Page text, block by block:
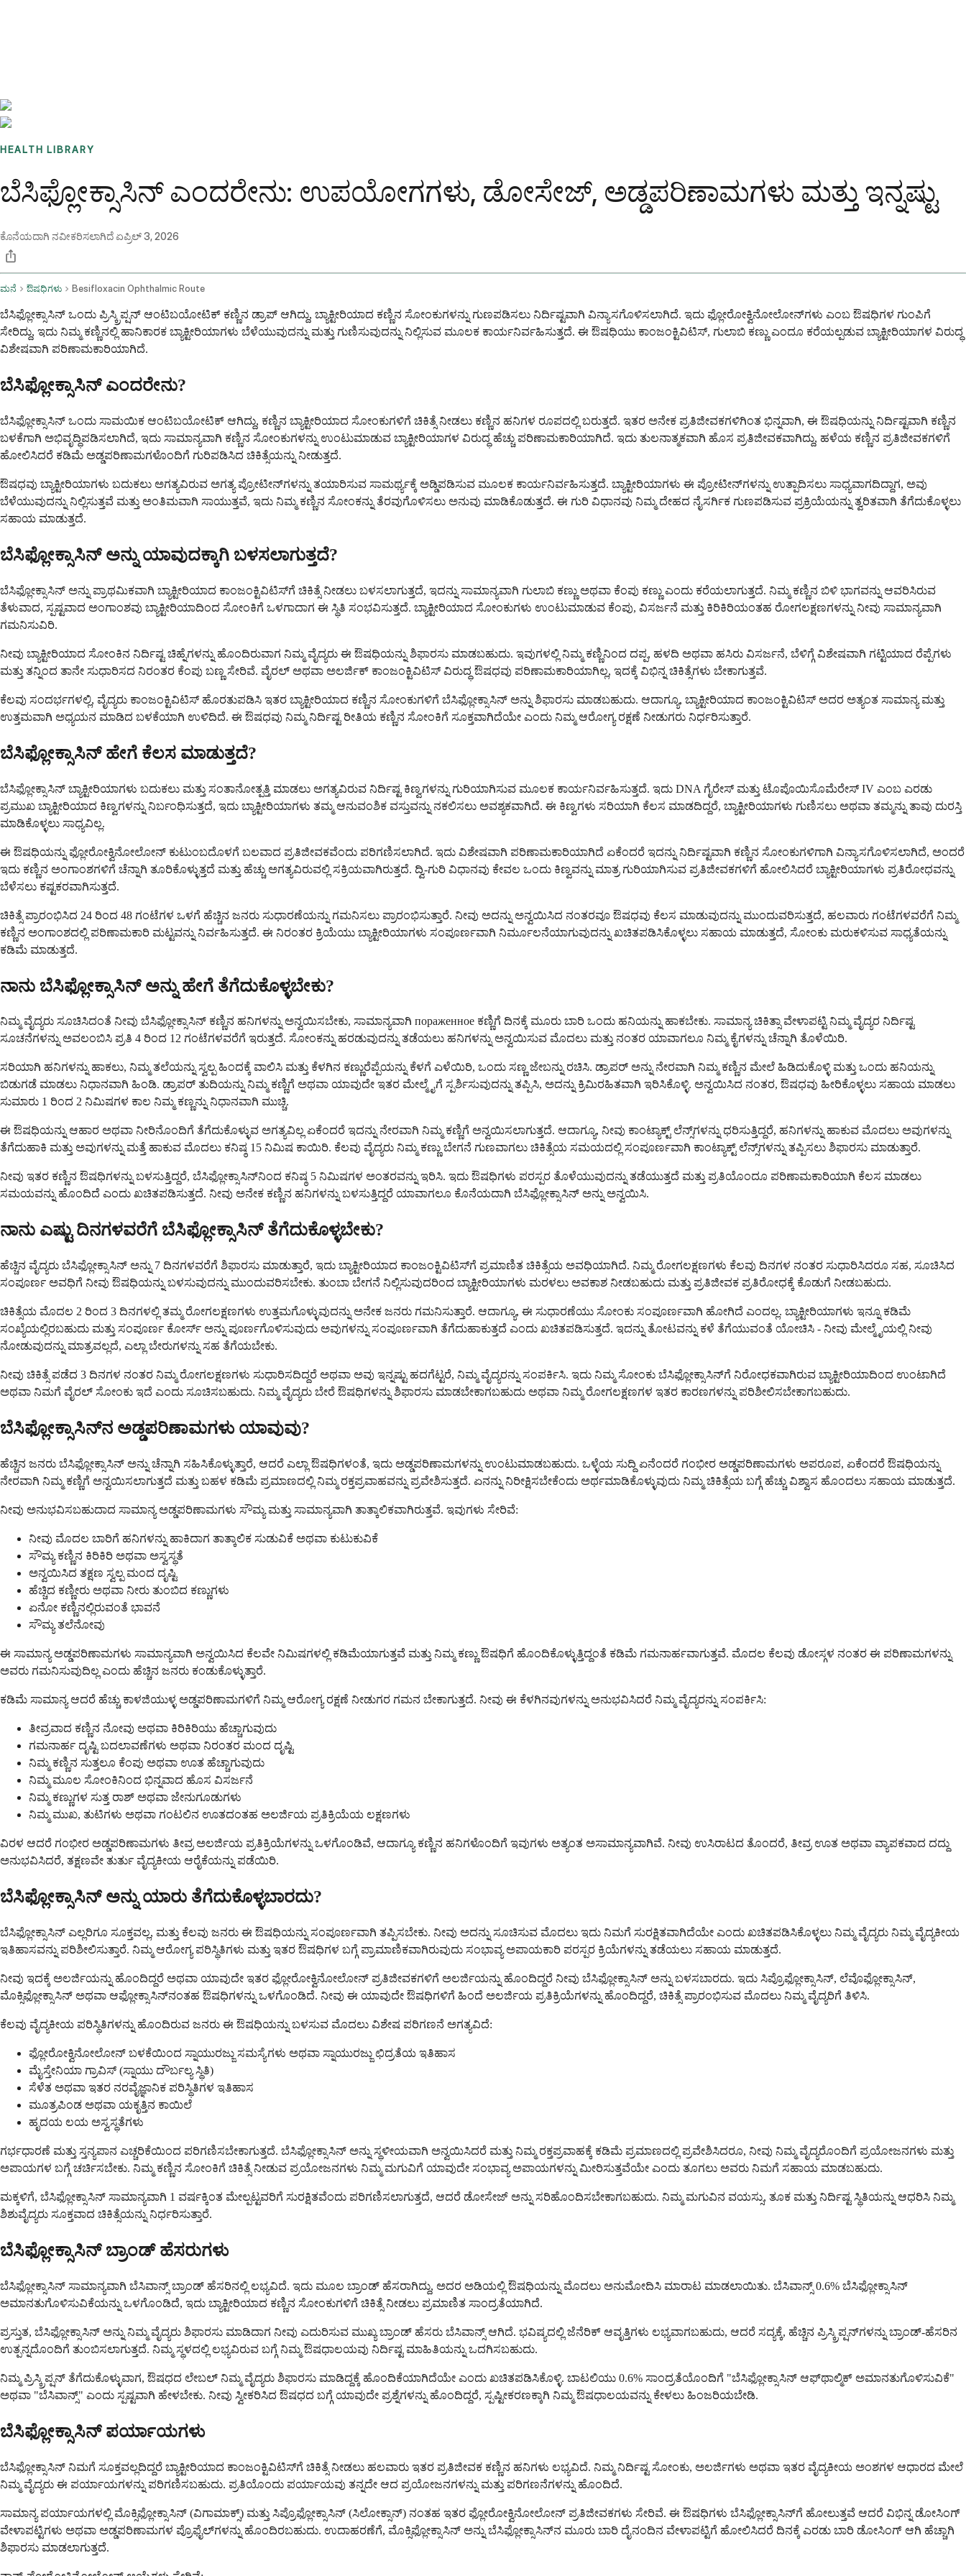
HEALTH LIBRARY
ಬೆಸಿಫ್ಲೋಕ್ಸಾಸಿನ್ ಎಂದರೇನು: ಉಪಯೋಗಗಳು, ಡೋಸೇಜ್, ಅಡ್ಡಪರಿಣಾಮಗಳು ಮತ್ತು ಇನ್ನಷ್ಟು
ಕೊನೆಯದಾಗಿ ನವೀಕರಿಸಲಾಗಿದೆಏಪ್ರಿಲ್ 3, 2026
ಮನೆ ಔಷಧಿಗಳು Besifloxacin Ophthalmic Route
ಬೆಸಿಫ್ಲೋಕ್ಸಾಸಿನ್ ಒಂದು ಪ್ರಿಸ್ಕ್ರಿಪ್ಷನ್ ಆಂಟಿಬಯೋಟಿಕ್ ಕಣ್ಣಿನ ಡ್ರಾಪ್ ಆಗಿದ್ದು, ಬ್ಯಾಕ್ಟೀರಿಯಾದ ಕಣ್ಣಿನ ಸೋಂಕುಗಳನ್ನು ಗುಣಪಡಿಸಲು ನಿರ್ದಿಷ್ಟವಾಗಿ ವಿನ್ಯಾಸಗೊಳಿಸಲಾಗಿದೆ. ಇದು ಫ್ಲೋರೋಕ್ವಿನೋಲೋನ್‌ಗಳು ಎಂಬ ಔಷಧಿಗಳ ಗುಂಪಿಗೆ
ಸೇರಿದ್ದು, ಇದು ನಿಮ್ಮ ಕಣ್ಣಿನಲ್ಲಿ ಹಾನಿಕಾರಕ ಬ್ಯಾಕ್ಟೀರಿಯಾಗಳು ಬೆಳೆಯುವುದನ್ನು ಮತ್ತು ಗುಣಿಸುವುದನ್ನು ನಿಲ್ಲಿಸುವ ಮೂಲಕ ಕಾರ್ಯನಿರ್ವಹಿಸುತ್ತದೆ. ಈ ಔಷಧಿಯು ಕಾಂಜಂಕ್ಟಿವಿಟಿಸ್, ಗುಲಾಬಿ ಕಣ್ಣು ಎಂದೂ ಕರೆಯಲ್ಪಡುವ ಬ್ಯಾಕ್ಟೀರಿಯಾಗಳ ವಿರುದ್ಧ
ವಿಶೇಷವಾಗಿ ಪರಿಣಾಮಕಾರಿಯಾಗಿದೆ.
ಬೆಸಿಫ್ಲೋಕ್ಸಾಸಿನ್ ಎಂದರೇನು?
ಬೆಸಿಫ್ಲೋಕ್ಸಾಸಿನ್ ಒಂದು ಸಾಮಯಿಕ ಆಂಟಿಬಯೋಟಿಕ್ ಆಗಿದ್ದು, ಕಣ್ಣಿನ ಬ್ಯಾಕ್ಟೀರಿಯಾದ ಸೋಂಕುಗಳಿಗೆ ಚಿಕಿತ್ಸೆ ನೀಡಲು ಕಣ್ಣಿನ ಹನಿಗಳ ರೂಪದಲ್ಲಿ ಬರುತ್ತದೆ. ಇತರ ಅನೇಕ ಪ್ರತಿಜೀವಕಗಳಿಗಿಂತ ಭಿನ್ನವಾಗಿ, ಈ ಔಷಧಿಯನ್ನು ನಿರ್ದಿಷ್ಟವಾಗಿ ಕಣ್ಣಿನ
ಬಳಕೆಗಾಗಿ ಅಭಿವೃದ್ಧಿಪಡಿಸಲಾಗಿದೆ, ಇದು ಸಾಮಾನ್ಯವಾಗಿ ಕಣ್ಣಿನ ಸೋಂಕುಗಳನ್ನು ಉಂಟುಮಾಡುವ ಬ್ಯಾಕ್ಟೀರಿಯಾಗಳ ವಿರುದ್ಧ ಹೆಚ್ಚು ಪರಿಣಾಮಕಾರಿಯಾಗಿದೆ. ಇದು ತುಲನಾತ್ಮಕವಾಗಿ ಹೊಸ ಪ್ರತಿಜೀವಕವಾಗಿದ್ದು, ಹಳೆಯ ಕಣ್ಣಿನ ಪ್ರತಿಜೀವಕಗಳಿಗೆ
ಹೋಲಿಸಿದರೆ ಕಡಿಮೆ ಅಡ್ಡಪರಿಣಾಮಗಳೊಂದಿಗೆ ಗುರಿಪಡಿಸಿದ ಚಿಕಿತ್ಸೆಯನ್ನು ನೀಡುತ್ತದೆ.
ಔಷಧವು ಬ್ಯಾಕ್ಟೀರಿಯಾಗಳು ಬದುಕಲು ಅಗತ್ಯವಿರುವ ಅಗತ್ಯ ಪ್ರೋಟೀನ್‌ಗಳನ್ನು ತಯಾರಿಸುವ ಸಾಮರ್ಥ್ಯಕ್ಕೆ ಅಡ್ಡಿಪಡಿಸುವ ಮೂಲಕ ಕಾರ್ಯನಿರ್ವಹಿಸುತ್ತದೆ. ಬ್ಯಾಕ್ಟೀರಿಯಾಗಳು ಈ ಪ್ರೋಟೀನ್‌ಗಳನ್ನು ಉತ್ಪಾದಿಸಲು ಸಾಧ್ಯವಾಗದಿದ್ದಾಗ, ಅವು
ಬೆಳೆಯುವುದನ್ನು ನಿಲ್ಲಿಸುತ್ತವೆ ಮತ್ತು ಅಂತಿಮವಾಗಿ ಸಾಯುತ್ತವೆ, ಇದು ನಿಮ್ಮ ಕಣ್ಣಿನ ಸೋಂಕನ್ನು ತೆರವುಗೊಳಿಸಲು ಅನುವು ಮಾಡಿಕೊಡುತ್ತದೆ. ಈ ಗುರಿ ವಿಧಾನವು ನಿಮ್ಮ ದೇಹದ ನೈಸರ್ಗಿಕ ಗುಣಪಡಿಸುವ ಪ್ರಕ್ರಿಯೆಯನ್ನು ತ್ವರಿತವಾಗಿ ತೆಗೆದುಕೊಳ್ಳಲು
ಸಹಾಯ ಮಾಡುತ್ತದೆ.
ಬೆಸಿಫ್ಲೋಕ್ಸಾಸಿನ್ ಅನ್ನು ಯಾವುದಕ್ಕಾಗಿ ಬಳಸಲಾಗುತ್ತದೆ?
ಬೆಸಿಫ್ಲೋಕ್ಸಾಸಿನ್ ಅನ್ನು ಪ್ರಾಥಮಿಕವಾಗಿ ಬ್ಯಾಕ್ಟೀರಿಯಾದ ಕಾಂಜಂಕ್ಟಿವಿಟಿಸ್‌ಗೆ ಚಿಕಿತ್ಸೆ ನೀಡಲು ಬಳಸಲಾಗುತ್ತದೆ, ಇದನ್ನು ಸಾಮಾನ್ಯವಾಗಿ ಗುಲಾಬಿ ಕಣ್ಣು ಅಥವಾ ಕೆಂಪು ಕಣ್ಣು ಎಂದು ಕರೆಯಲಾಗುತ್ತದೆ. ನಿಮ್ಮ ಕಣ್ಣಿನ ಬಿಳಿ ಭಾಗವನ್ನು ಆವರಿಸಿರುವ
ತೆಳುವಾದ, ಸ್ಪಷ್ಟವಾದ ಅಂಗಾಂಶವು ಬ್ಯಾಕ್ಟೀರಿಯಾದಿಂದ ಸೋಂಕಿಗೆ ಒಳಗಾದಾಗ ಈ ಸ್ಥಿತಿ ಸಂಭವಿಸುತ್ತದೆ. ಬ್ಯಾಕ್ಟೀರಿಯಾದ ಸೋಂಕುಗಳು ಉಂಟುಮಾಡುವ ಕೆಂಪು, ವಿಸರ್ಜನೆ ಮತ್ತು ಕಿರಿಕಿರಿಯಂತಹ ರೋಗಲಕ್ಷಣಗಳನ್ನು ನೀವು ಸಾಮಾನ್ಯವಾಗಿ
ಗಮನಿಸುವಿರಿ.
ನೀವು ಬ್ಯಾಕ್ಟೀರಿಯಾದ ಸೋಂಕಿನ ನಿರ್ದಿಷ್ಟ ಚಿಹ್ನೆಗಳನ್ನು ಹೊಂದಿರುವಾಗ ನಿಮ್ಮ ವೈದ್ಯರು ಈ ಔಷಧಿಯನ್ನು ಶಿಫಾರಸು ಮಾಡಬಹುದು. ಇವುಗಳಲ್ಲಿ ನಿಮ್ಮ ಕಣ್ಣಿನಿಂದ ದಪ್ಪ, ಹಳದಿ ಅಥವಾ ಹಸಿರು ವಿಸರ್ಜನೆ, ಬೆಳಿಗ್ಗೆ ವಿಶೇಷವಾಗಿ ಗಟ್ಟಿಯಾದ ರೆಪ್ಪೆಗಳು
ಮತ್ತು ತನ್ನಿಂದ ತಾನೇ ಸುಧಾರಿಸದ ನಿರಂತರ ಕೆಂಪು ಬಣ್ಣ ಸೇರಿವೆ. ವೈರಲ್ ಅಥವಾ ಅಲರ್ಜಿಕ್ ಕಾಂಜಂಕ್ಟಿವಿಟಿಸ್ ವಿರುದ್ಧ ಔಷಧವು ಪರಿಣಾಮಕಾರಿಯಾಗಿಲ್ಲ, ಇದಕ್ಕೆ ವಿಭಿನ್ನ ಚಿಕಿತ್ಸೆಗಳು ಬೇಕಾಗುತ್ತವೆ.
ಕೆಲವು ಸಂದರ್ಭಗಳಲ್ಲಿ, ವೈದ್ಯರು ಕಾಂಜಂಕ್ಟಿವಿಟಿಸ್ ಹೊರತುಪಡಿಸಿ ಇತರ ಬ್ಯಾಕ್ಟೀರಿಯಾದ ಕಣ್ಣಿನ ಸೋಂಕುಗಳಿಗೆ ಬೆಸಿಫ್ಲೋಕ್ಸಾಸಿನ್ ಅನ್ನು ಶಿಫಾರಸು ಮಾಡಬಹುದು. ಆದಾಗ್ಯೂ, ಬ್ಯಾಕ್ಟೀರಿಯಾದ ಕಾಂಜಂಕ್ಟಿವಿಟಿಸ್ ಅದರ ಅತ್ಯಂತ ಸಾಮಾನ್ಯ ಮತ್ತು
ಉತ್ತಮವಾಗಿ ಅಧ್ಯಯನ ಮಾಡಿದ ಬಳಕೆಯಾಗಿ ಉಳಿದಿದೆ. ಈ ಔಷಧವು ನಿಮ್ಮ ನಿರ್ದಿಷ್ಟ ರೀತಿಯ ಕಣ್ಣಿನ ಸೋಂಕಿಗೆ ಸೂಕ್ತವಾಗಿದೆಯೇ ಎಂದು ನಿಮ್ಮ ಆರೋಗ್ಯ ರಕ್ಷಣೆ ನೀಡುಗರು ನಿರ್ಧರಿಸುತ್ತಾರೆ.
ಬೆಸಿಫ್ಲೋಕ್ಸಾಸಿನ್ ಹೇಗೆ ಕೆಲಸ ಮಾಡುತ್ತದೆ?
ಬೆಸಿಫ್ಲೋಕ್ಸಾಸಿನ್ ಬ್ಯಾಕ್ಟೀರಿಯಾಗಳು ಬದುಕಲು ಮತ್ತು ಸಂತಾನೋತ್ಪತ್ತಿ ಮಾಡಲು ಅಗತ್ಯವಿರುವ ನಿರ್ದಿಷ್ಟ ಕಿಣ್ವಗಳನ್ನು ಗುರಿಯಾಗಿಸುವ ಮೂಲಕ ಕಾರ್ಯನಿರ್ವಹಿಸುತ್ತದೆ. ಇದು DNA ಗೈರೇಸ್ ಮತ್ತು ಟೊಪೊಯಿಸೊಮೆರೇಸ್ IV ಎಂಬ ಎರಡು
ಪ್ರಮುಖ ಬ್ಯಾಕ್ಟೀರಿಯಾದ ಕಿಣ್ವಗಳನ್ನು ನಿರ್ಬಂಧಿಸುತ್ತದೆ, ಇದು ಬ್ಯಾಕ್ಟೀರಿಯಾಗಳು ತಮ್ಮ ಆನುವಂಶಿಕ ವಸ್ತುವನ್ನು ನಕಲಿಸಲು ಅವಶ್ಯಕವಾಗಿದೆ. ಈ ಕಿಣ್ವಗಳು ಸರಿಯಾಗಿ ಕೆಲಸ ಮಾಡದಿದ್ದರೆ, ಬ್ಯಾಕ್ಟೀರಿಯಾಗಳು ಗುಣಿಸಲು ಅಥವಾ ತಮ್ಮನ್ನು ತಾವು ದುರಸ್ತಿ
ಮಾಡಿಕೊಳ್ಳಲು ಸಾಧ್ಯವಿಲ್ಲ.
ಈ ಔಷಧಿಯನ್ನು ಫ್ಲೋರೋಕ್ವಿನೋಲೋನ್ ಕುಟುಂಬದೊಳಗೆ ಬಲವಾದ ಪ್ರತಿಜೀವಕವೆಂದು ಪರಿಗಣಿಸಲಾಗಿದೆ. ಇದು ವಿಶೇಷವಾಗಿ ಪರಿಣಾಮಕಾರಿಯಾಗಿದೆ ಏಕೆಂದರೆ ಇದನ್ನು ನಿರ್ದಿಷ್ಟವಾಗಿ ಕಣ್ಣಿನ ಸೋಂಕುಗಳಿಗಾಗಿ ವಿನ್ಯಾಸಗೊಳಿಸಲಾಗಿದೆ, ಅಂದರೆ
ಇದು ಕಣ್ಣಿನ ಅಂಗಾಂಶಗಳಿಗೆ ಚೆನ್ನಾಗಿ ತೂರಿಕೊಳ್ಳುತ್ತದೆ ಮತ್ತು ಹೆಚ್ಚು ಅಗತ್ಯವಿರುವಲ್ಲಿ ಸಕ್ರಿಯವಾಗಿರುತ್ತದೆ. ದ್ವಿ-ಗುರಿ ವಿಧಾನವು ಕೇವಲ ಒಂದು ಕಿಣ್ವವನ್ನು ಮಾತ್ರ ಗುರಿಯಾಗಿಸುವ ಪ್ರತಿಜೀವಕಗಳಿಗೆ ಹೋಲಿಸಿದರೆ ಬ್ಯಾಕ್ಟೀರಿಯಾಗಳು ಪ್ರತಿರೋಧವನ್ನು
ಬೆಳೆಸಲು ಕಷ್ಟಕರವಾಗಿಸುತ್ತದೆ.
ಚಿಕಿತ್ಸೆ ಪ್ರಾರಂಭಿಸಿದ 24 ರಿಂದ 48 ಗಂಟೆಗಳ ಒಳಗೆ ಹೆಚ್ಚಿನ ಜನರು ಸುಧಾರಣೆಯನ್ನು ಗಮನಿಸಲು ಪ್ರಾರಂಭಿಸುತ್ತಾರೆ. ನೀವು ಅದನ್ನು ಅನ್ವಯಿಸಿದ ನಂತರವೂ ಔಷಧವು ಕೆಲಸ ಮಾಡುವುದನ್ನು ಮುಂದುವರಿಸುತ್ತದೆ, ಹಲವಾರು ಗಂಟೆಗಳವರೆಗೆ ನಿಮ್ಮ
ಕಣ್ಣಿನ ಅಂಗಾಂಶದಲ್ಲಿ ಪರಿಣಾಮಕಾರಿ ಮಟ್ಟವನ್ನು ನಿರ್ವಹಿಸುತ್ತದೆ. ಈ ನಿರಂತರ ಕ್ರಿಯೆಯು ಬ್ಯಾಕ್ಟೀರಿಯಾಗಳು ಸಂಪೂರ್ಣವಾಗಿ ನಿರ್ಮೂಲನೆಯಾಗುವುದನ್ನು ಖಚಿತಪಡಿಸಿಕೊಳ್ಳಲು ಸಹಾಯ ಮಾಡುತ್ತದೆ, ಸೋಂಕು ಮರುಕಳಿಸುವ ಸಾಧ್ಯತೆಯನ್ನು
ಕಡಿಮೆ ಮಾಡುತ್ತದೆ.
ನಾನು ಬೆಸಿಫ್ಲೋಕ್ಸಾಸಿನ್ ಅನ್ನು ಹೇಗೆ ತೆಗೆದುಕೊಳ್ಳಬೇಕು?
ನಿಮ್ಮ ವೈದ್ಯರು ಸೂಚಿಸಿದಂತೆ ನೀವು ಬೆಸಿಫ್ಲೋಕ್ಸಾಸಿನ್ ಕಣ್ಣಿನ ಹನಿಗಳನ್ನು ಅನ್ವಯಿಸಬೇಕು, ಸಾಮಾನ್ಯವಾಗಿ пораженное ಕಣ್ಣಿಗೆ ದಿನಕ್ಕೆ ಮೂರು ಬಾರಿ ಒಂದು ಹನಿಯನ್ನು ಹಾಕಬೇಕು. ಸಾಮಾನ್ಯ ಚಿಕಿತ್ಸಾ ವೇಳಾಪಟ್ಟಿ ನಿಮ್ಮ ವೈದ್ಯರ ನಿರ್ದಿಷ್ಟ
ಸೂಚನೆಗಳನ್ನು ಅವಲಂಬಿಸಿ ಪ್ರತಿ 4 ರಿಂದ 12 ಗಂಟೆಗಳವರೆಗೆ ಇರುತ್ತದೆ. ಸೋಂಕನ್ನು ಹರಡುವುದನ್ನು ತಡೆಯಲು ಹನಿಗಳನ್ನು ಅನ್ವಯಿಸುವ ಮೊದಲು ಮತ್ತು ನಂತರ ಯಾವಾಗಲೂ ನಿಮ್ಮ ಕೈಗಳನ್ನು ಚೆನ್ನಾಗಿ ತೊಳೆಯಿರಿ.
ಸರಿಯಾಗಿ ಹನಿಗಳನ್ನು ಹಾಕಲು, ನಿಮ್ಮ ತಲೆಯನ್ನು ಸ್ವಲ್ಪ ಹಿಂದಕ್ಕೆ ವಾಲಿಸಿ ಮತ್ತು ಕೆಳಗಿನ ಕಣ್ಣುರೆಪ್ಪೆಯನ್ನು ಕೆಳಗೆ ಎಳೆಯಿರಿ, ಒಂದು ಸಣ್ಣ ಜೇಬನ್ನು ರಚಿಸಿ. ಡ್ರಾಪರ್ ಅನ್ನು ನೇರವಾಗಿ ನಿಮ್ಮ ಕಣ್ಣಿನ ಮೇಲೆ ಹಿಡಿದುಕೊಳ್ಳಿ ಮತ್ತು ಒಂದು ಹನಿಯನ್ನು
ಬಿಡುಗಡೆ ಮಾಡಲು ನಿಧಾನವಾಗಿ ಹಿಂಡಿ. ಡ್ರಾಪರ್ ತುದಿಯನ್ನು ನಿಮ್ಮ ಕಣ್ಣಿಗೆ ಅಥವಾ ಯಾವುದೇ ಇತರ ಮೇಲ್ಮೈಗೆ ಸ್ಪರ್ಶಿಸುವುದನ್ನು ತಪ್ಪಿಸಿ, ಅದನ್ನು ಕ್ರಿಮಿರಹಿತವಾಗಿ ಇರಿಸಿಕೊಳ್ಳಿ. ಅನ್ವಯಿಸಿದ ನಂತರ, ಔಷಧವು ಹೀರಿಕೊಳ್ಳಲು ಸಹಾಯ ಮಾಡಲು
ಸುಮಾರು 1 ರಿಂದ 2 ನಿಮಿಷಗಳ ಕಾಲ ನಿಮ್ಮ ಕಣ್ಣನ್ನು ನಿಧಾನವಾಗಿ ಮುಚ್ಚಿ.
ಈ ಔಷಧಿಯನ್ನು ಆಹಾರ ಅಥವಾ ನೀರಿನೊಂದಿಗೆ ತೆಗೆದುಕೊಳ್ಳುವ ಅಗತ್ಯವಿಲ್ಲ ಏಕೆಂದರೆ ಇದನ್ನು ನೇರವಾಗಿ ನಿಮ್ಮ ಕಣ್ಣಿಗೆ ಅನ್ವಯಿಸಲಾಗುತ್ತದೆ. ಆದಾಗ್ಯೂ, ನೀವು ಕಾಂಟ್ಯಾಕ್ಟ್ ಲೆನ್ಸ್‌ಗಳನ್ನು ಧರಿಸುತ್ತಿದ್ದರೆ, ಹನಿಗಳನ್ನು ಹಾಕುವ ಮೊದಲು ಅವುಗಳನ್ನು
ತೆಗೆದುಹಾಕಿ ಮತ್ತು ಅವುಗಳನ್ನು ಮತ್ತೆ ಹಾಕುವ ಮೊದಲು ಕನಿಷ್ಠ 15 ನಿಮಿಷ ಕಾಯಿರಿ. ಕೆಲವು ವೈದ್ಯರು ನಿಮ್ಮ ಕಣ್ಣು ಬೇಗನೆ ಗುಣವಾಗಲು ಚಿಕಿತ್ಸೆಯ ಸಮಯದಲ್ಲಿ ಸಂಪೂರ್ಣವಾಗಿ ಕಾಂಟ್ಯಾಕ್ಟ್ ಲೆನ್ಸ್‌ಗಳನ್ನು ತಪ್ಪಿಸಲು ಶಿಫಾರಸು ಮಾಡುತ್ತಾರೆ.
ನೀವು ಇತರ ಕಣ್ಣಿನ ಔಷಧಿಗಳನ್ನು ಬಳಸುತ್ತಿದ್ದರೆ, ಬೆಸಿಫ್ಲೋಕ್ಸಾಸಿನ್‌ನಿಂದ ಕನಿಷ್ಠ 5 ನಿಮಿಷಗಳ ಅಂತರವನ್ನು ಇರಿಸಿ. ಇದು ಔಷಧಿಗಳು ಪರಸ್ಪರ ತೊಳೆಯುವುದನ್ನು ತಡೆಯುತ್ತದೆ ಮತ್ತು ಪ್ರತಿಯೊಂದೂ ಪರಿಣಾಮಕಾರಿಯಾಗಿ ಕೆಲಸ ಮಾಡಲು
ಸಮಯವನ್ನು ಹೊಂದಿದೆ ಎಂದು ಖಚಿತಪಡಿಸುತ್ತದೆ. ನೀವು ಅನೇಕ ಕಣ್ಣಿನ ಹನಿಗಳನ್ನು ಬಳಸುತ್ತಿದ್ದರೆ ಯಾವಾಗಲೂ ಕೊನೆಯದಾಗಿ ಬೆಸಿಫ್ಲೋಕ್ಸಾಸಿನ್ ಅನ್ನು ಅನ್ವಯಿಸಿ.
ನಾನು ಎಷ್ಟು ದಿನಗಳವರೆಗೆ ಬೆಸಿಫ್ಲೋಕ್ಸಾಸಿನ್ ತೆಗೆದುಕೊಳ್ಳಬೇಕು?
ಹೆಚ್ಚಿನ ವೈದ್ಯರು ಬೆಸಿಫ್ಲೋಕ್ಸಾಸಿನ್ ಅನ್ನು 7 ದಿನಗಳವರೆಗೆ ಶಿಫಾರಸು ಮಾಡುತ್ತಾರೆ, ಇದು ಬ್ಯಾಕ್ಟೀರಿಯಾದ ಕಾಂಜಂಕ್ಟಿವಿಟಿಸ್‌ಗೆ ಪ್ರಮಾಣಿತ ಚಿಕಿತ್ಸೆಯ ಅವಧಿಯಾಗಿದೆ. ನಿಮ್ಮ ರೋಗಲಕ್ಷಣಗಳು ಕೆಲವು ದಿನಗಳ ನಂತರ ಸುಧಾರಿಸಿದರೂ ಸಹ, ಸೂಚಿಸಿದ
ಸಂಪೂರ್ಣ ಅವಧಿಗೆ ನೀವು ಔಷಧಿಯನ್ನು ಬಳಸುವುದನ್ನು ಮುಂದುವರಿಸಬೇಕು. ತುಂಬಾ ಬೇಗನೆ ನಿಲ್ಲಿಸುವುದರಿಂದ ಬ್ಯಾಕ್ಟೀರಿಯಾಗಳು ಮರಳಲು ಅವಕಾಶ ನೀಡಬಹುದು ಮತ್ತು ಪ್ರತಿಜೀವಕ ಪ್ರತಿರೋಧಕ್ಕೆ ಕೊಡುಗೆ ನೀಡಬಹುದು.
ಚಿಕಿತ್ಸೆಯ ಮೊದಲ 2 ರಿಂದ 3 ದಿನಗಳಲ್ಲಿ ತಮ್ಮ ರೋಗಲಕ್ಷಣಗಳು ಉತ್ತಮಗೊಳ್ಳುವುದನ್ನು ಅನೇಕ ಜನರು ಗಮನಿಸುತ್ತಾರೆ. ಆದಾಗ್ಯೂ, ಈ ಸುಧಾರಣೆಯು ಸೋಂಕು ಸಂಪೂರ್ಣವಾಗಿ ಹೋಗಿದೆ ಎಂದಲ್ಲ. ಬ್ಯಾಕ್ಟೀರಿಯಾಗಳು ಇನ್ನೂ ಕಡಿಮೆ
ಸಂಖ್ಯೆಯಲ್ಲಿರಬಹುದು ಮತ್ತು ಸಂಪೂರ್ಣ ಕೋರ್ಸ್ ಅನ್ನು ಪೂರ್ಣಗೊಳಿಸುವುದು ಅವುಗಳನ್ನು ಸಂಪೂರ್ಣವಾಗಿ ತೆಗೆದುಹಾಕುತ್ತದೆ ಎಂದು ಖಚಿತಪಡಿಸುತ್ತದೆ. ಇದನ್ನು ತೋಟವನ್ನು ಕಳೆ ತೆಗೆಯುವಂತೆ ಯೋಚಿಸಿ - ನೀವು ಮೇಲ್ಮೈಯಲ್ಲಿ ನೀವು
ನೋಡುವುದನ್ನು ಮಾತ್ರವಲ್ಲದೆ, ಎಲ್ಲಾ ಬೇರುಗಳನ್ನು ಸಹ ತೆಗೆಯಬೇಕು.
ನೀವು ಚಿಕಿತ್ಸೆ ಪಡೆದ 3 ದಿನಗಳ ನಂತರ ನಿಮ್ಮ ರೋಗಲಕ್ಷಣಗಳು ಸುಧಾರಿಸದಿದ್ದರೆ ಅಥವಾ ಅವು ಇನ್ನಷ್ಟು ಹದಗೆಟ್ಟರೆ, ನಿಮ್ಮ ವೈದ್ಯರನ್ನು ಸಂಪರ್ಕಿಸಿ. ಇದು ನಿಮ್ಮ ಸೋಂಕು ಬೆಸಿಫ್ಲೋಕ್ಸಾಸಿನ್‌ಗೆ ನಿರೋಧಕವಾಗಿರುವ ಬ್ಯಾಕ್ಟೀರಿಯಾದಿಂದ ಉಂಟಾಗಿದೆ
ಅಥವಾ ನಿಮಗೆ ವೈರಲ್ ಸೋಂಕು ಇದೆ ಎಂದು ಸೂಚಿಸಬಹುದು. ನಿಮ್ಮ ವೈದ್ಯರು ಬೇರೆ ಔಷಧಿಗಳನ್ನು ಶಿಫಾರಸು ಮಾಡಬೇಕಾಗಬಹುದು ಅಥವಾ ನಿಮ್ಮ ರೋಗಲಕ್ಷಣಗಳ ಇತರ ಕಾರಣಗಳನ್ನು ಪರಿಶೀಲಿಸಬೇಕಾಗಬಹುದು.
ಬೆಸಿಫ್ಲೋಕ್ಸಾಸಿನ್‌ನ ಅಡ್ಡಪರಿಣಾಮಗಳು ಯಾವುವು?
ಹೆಚ್ಚಿನ ಜನರು ಬೆಸಿಫ್ಲೋಕ್ಸಾಸಿನ್ ಅನ್ನು ಚೆನ್ನಾಗಿ ಸಹಿಸಿಕೊಳ್ಳುತ್ತಾರೆ, ಆದರೆ ಎಲ್ಲಾ ಔಷಧಿಗಳಂತೆ, ಇದು ಅಡ್ಡಪರಿಣಾಮಗಳನ್ನು ಉಂಟುಮಾಡಬಹುದು. ಒಳ್ಳೆಯ ಸುದ್ದಿ ಏನೆಂದರೆ ಗಂಭೀರ ಅಡ್ಡಪರಿಣಾಮಗಳು ಅಪರೂಪ, ಏಕೆಂದರೆ ಔಷಧಿಯನ್ನು
ನೇರವಾಗಿ ನಿಮ್ಮ ಕಣ್ಣಿಗೆ ಅನ್ವಯಿಸಲಾಗುತ್ತದೆ ಮತ್ತು ಬಹಳ ಕಡಿಮೆ ಪ್ರಮಾಣದಲ್ಲಿ ನಿಮ್ಮ ರಕ್ತಪ್ರವಾಹವನ್ನು ಪ್ರವೇಶಿಸುತ್ತದೆ. ಏನನ್ನು ನಿರೀಕ್ಷಿಸಬೇಕೆಂದು ಅರ್ಥಮಾಡಿಕೊಳ್ಳುವುದು ನಿಮ್ಮ ಚಿಕಿತ್ಸೆಯ ಬಗ್ಗೆ ಹೆಚ್ಚು ವಿಶ್ವಾಸ ಹೊಂದಲು ಸಹಾಯ ಮಾಡುತ್ತದೆ.
ನೀವು ಅನುಭವಿಸಬಹುದಾದ ಸಾಮಾನ್ಯ ಅಡ್ಡಪರಿಣಾಮಗಳು ಸೌಮ್ಯ ಮತ್ತು ಸಾಮಾನ್ಯವಾಗಿ ತಾತ್ಕಾಲಿಕವಾಗಿರುತ್ತವೆ. ಇವುಗಳು ಸೇರಿವೆ:
ನೀವು ಮೊದಲ ಬಾರಿಗೆ ಹನಿಗಳನ್ನು ಹಾಕಿದಾಗ ತಾತ್ಕಾಲಿಕ ಸುಡುವಿಕೆ ಅಥವಾ ಕುಟುಕುವಿಕೆ
ಸೌಮ್ಯ ಕಣ್ಣಿನ ಕಿರಿಕಿರಿ ಅಥವಾ ಅಸ್ವಸ್ಥತೆ
ಅನ್ವಯಿಸಿದ ತಕ್ಷಣ ಸ್ವಲ್ಪ ಮಂದ ದೃಷ್ಟಿ
ಹೆಚ್ಚಿದ ಕಣ್ಣೀರು ಅಥವಾ ನೀರು ತುಂಬಿದ ಕಣ್ಣುಗಳು
ಏನೋ ಕಣ್ಣಿನಲ್ಲಿರುವಂತೆ ಭಾವನೆ
ಸೌಮ್ಯ ತಲೆನೋವು
ಈ ಸಾಮಾನ್ಯ ಅಡ್ಡಪರಿಣಾಮಗಳು ಸಾಮಾನ್ಯವಾಗಿ ಅನ್ವಯಿಸಿದ ಕೆಲವೇ ನಿಮಿಷಗಳಲ್ಲಿ ಕಡಿಮೆಯಾಗುತ್ತವೆ ಮತ್ತು ನಿಮ್ಮ ಕಣ್ಣು ಔಷಧಿಗೆ ಹೊಂದಿಕೊಳ್ಳುತ್ತಿದ್ದಂತೆ ಕಡಿಮೆ ಗಮನಾರ್ಹವಾಗುತ್ತವೆ. ಮೊದಲ ಕೆಲವು ಡೋಸ್ಗಳ ನಂತರ ಈ ಪರಿಣಾಮಗಳನ್ನು
ಅವರು ಗಮನಿಸುವುದಿಲ್ಲ ಎಂದು ಹೆಚ್ಚಿನ ಜನರು ಕಂಡುಕೊಳ್ಳುತ್ತಾರೆ.
ಕಡಿಮೆ ಸಾಮಾನ್ಯ ಆದರೆ ಹೆಚ್ಚು ಕಾಳಜಿಯುಳ್ಳ ಅಡ್ಡಪರಿಣಾಮಗಳಿಗೆ ನಿಮ್ಮ ಆರೋಗ್ಯ ರಕ್ಷಣೆ ನೀಡುಗರ ಗಮನ ಬೇಕಾಗುತ್ತದೆ. ನೀವು ಈ ಕೆಳಗಿನವುಗಳನ್ನು ಅನುಭವಿಸಿದರೆ ನಿಮ್ಮ ವೈದ್ಯರನ್ನು ಸಂಪರ್ಕಿಸಿ:
ತೀವ್ರವಾದ ಕಣ್ಣಿನ ನೋವು ಅಥವಾ ಕಿರಿಕಿರಿಯು ಹೆಚ್ಚಾಗುವುದು
ಗಮನಾರ್ಹ ದೃಷ್ಟಿ ಬದಲಾವಣೆಗಳು ಅಥವಾ ನಿರಂತರ ಮಂದ ದೃಷ್ಟಿ
ನಿಮ್ಮ ಕಣ್ಣಿನ ಸುತ್ತಲೂ ಕೆಂಪು ಅಥವಾ ಊತ ಹೆಚ್ಚಾಗುವುದು
ನಿಮ್ಮ ಮೂಲ ಸೋಂಕಿನಿಂದ ಭಿನ್ನವಾದ ಹೊಸ ವಿಸರ್ಜನೆ
ನಿಮ್ಮ ಕಣ್ಣುಗಳ ಸುತ್ತ ರಾಶ್ ಅಥವಾ ಜೇನುಗೂಡುಗಳು
ನಿಮ್ಮ ಮುಖ, ತುಟಿಗಳು ಅಥವಾ ಗಂಟಲಿನ ಊತದಂತಹ ಅಲರ್ಜಿಯ ಪ್ರತಿಕ್ರಿಯೆಯ ಲಕ್ಷಣಗಳು
ವಿರಳ ಆದರೆ ಗಂಭೀರ ಅಡ್ಡಪರಿಣಾಮಗಳು ತೀವ್ರ ಅಲರ್ಜಿಯ ಪ್ರತಿಕ್ರಿಯೆಗಳನ್ನು ಒಳಗೊಂಡಿವೆ, ಆದಾಗ್ಯೂ ಕಣ್ಣಿನ ಹನಿಗಳೊಂದಿಗೆ ಇವುಗಳು ಅತ್ಯಂತ ಅಸಾಮಾನ್ಯವಾಗಿವೆ. ನೀವು ಉಸಿರಾಟದ ತೊಂದರೆ, ತೀವ್ರ ಊತ ಅಥವಾ ವ್ಯಾಪಕವಾದ ದದ್ದು
ಅನುಭವಿಸಿದರೆ, ತಕ್ಷಣವೇ ತುರ್ತು ವೈದ್ಯಕೀಯ ಆರೈಕೆಯನ್ನು ಪಡೆಯಿರಿ.
ಬೆಸಿಫ್ಲೋಕ್ಸಾಸಿನ್ ಅನ್ನು ಯಾರು ತೆಗೆದುಕೊಳ್ಳಬಾರದು?
ಬೆಸಿಫ್ಲೋಕ್ಸಾಸಿನ್ ಎಲ್ಲರಿಗೂ ಸೂಕ್ತವಲ್ಲ, ಮತ್ತು ಕೆಲವು ಜನರು ಈ ಔಷಧಿಯನ್ನು ಸಂಪೂರ್ಣವಾಗಿ ತಪ್ಪಿಸಬೇಕು. ನೀವು ಅದನ್ನು ಸೂಚಿಸುವ ಮೊದಲು ಇದು ನಿಮಗೆ ಸುರಕ್ಷಿತವಾಗಿದೆಯೇ ಎಂದು ಖಚಿತಪಡಿಸಿಕೊಳ್ಳಲು ನಿಮ್ಮ ವೈದ್ಯರು ನಿಮ್ಮ ವೈದ್ಯಕೀಯ
ಇತಿಹಾಸವನ್ನು ಪರಿಶೀಲಿಸುತ್ತಾರೆ. ನಿಮ್ಮ ಆರೋಗ್ಯ ಪರಿಸ್ಥಿತಿಗಳು ಮತ್ತು ಇತರ ಔಷಧಿಗಳ ಬಗ್ಗೆ ಪ್ರಾಮಾಣಿಕವಾಗಿರುವುದು ಸಂಭಾವ್ಯ ಅಪಾಯಕಾರಿ ಪರಸ್ಪರ ಕ್ರಿಯೆಗಳನ್ನು ತಡೆಯಲು ಸಹಾಯ ಮಾಡುತ್ತದೆ.
ನೀವು ಇದಕ್ಕೆ ಅಲರ್ಜಿಯನ್ನು ಹೊಂದಿದ್ದರೆ ಅಥವಾ ಯಾವುದೇ ಇತರ ಫ್ಲೋರೋಕ್ವಿನೋಲೋನ್ ಪ್ರತಿಜೀವಕಗಳಿಗೆ ಅಲರ್ಜಿಯನ್ನು ಹೊಂದಿದ್ದರೆ ನೀವು ಬೆಸಿಫ್ಲೋಕ್ಸಾಸಿನ್ ಅನ್ನು ಬಳಸಬಾರದು. ಇದು ಸಿಪ್ರೊಫ್ಲೋಕ್ಸಾಸಿನ್, ಲೆವೊಫ್ಲೋಕ್ಸಾಸಿನ್,
ಮೊಕ್ಸಿಫ್ಲೋಕ್ಸಾಸಿನ್ ಅಥವಾ ಆಫ್ಲೋಕ್ಸಾಸಿನ್‌ನಂತಹ ಔಷಧಿಗಳನ್ನು ಒಳಗೊಂಡಿದೆ. ನೀವು ಈ ಯಾವುದೇ ಔಷಧಿಗಳಿಗೆ ಹಿಂದೆ ಅಲರ್ಜಿಯ ಪ್ರತಿಕ್ರಿಯೆಗಳನ್ನು ಹೊಂದಿದ್ದರೆ, ಚಿಕಿತ್ಸೆ ಪ್ರಾರಂಭಿಸುವ ಮೊದಲು ನಿಮ್ಮ ವೈದ್ಯರಿಗೆ ತಿಳಿಸಿ.
ಕೆಲವು ವೈದ್ಯಕೀಯ ಪರಿಸ್ಥಿತಿಗಳನ್ನು ಹೊಂದಿರುವ ಜನರು ಈ ಔಷಧಿಯನ್ನು ಬಳಸುವ ಮೊದಲು ವಿಶೇಷ ಪರಿಗಣನೆ ಅಗತ್ಯವಿದೆ:
ಫ್ಲೋರೋಕ್ವಿನೋಲೋನ್ ಬಳಕೆಯಿಂದ ಸ್ನಾಯುರಜ್ಜು ಸಮಸ್ಯೆಗಳು ಅಥವಾ ಸ್ನಾಯುರಜ್ಜು ಛಿದ್ರತೆಯ ಇತಿಹಾಸ
ಮೈಸ್ತೇನಿಯಾ ಗ್ರಾವಿಸ್ (ಸ್ನಾಯು ದೌರ್ಬಲ್ಯ ಸ್ಥಿತಿ)
ಸೆಳೆತ ಅಥವಾ ಇತರ ನರವೈಜ್ಞಾನಿಕ ಪರಿಸ್ಥಿತಿಗಳ ಇತಿಹಾಸ
ಮೂತ್ರಪಿಂಡ ಅಥವಾ ಯಕೃತ್ತಿನ ಕಾಯಿಲೆ
ಹೃದಯ ಲಯ ಅಸ್ವಸ್ಥತೆಗಳು
ಗರ್ಭಧಾರಣೆ ಮತ್ತು ಸ್ತನ್ಯಪಾನ ಎಚ್ಚರಿಕೆಯಿಂದ ಪರಿಗಣಿಸಬೇಕಾಗುತ್ತದೆ. ಬೆಸಿಫ್ಲೋಕ್ಸಾಸಿನ್ ಅನ್ನು ಸ್ಥಳೀಯವಾಗಿ ಅನ್ವಯಿಸಿದರೆ ಮತ್ತು ನಿಮ್ಮ ರಕ್ತಪ್ರವಾಹಕ್ಕೆ ಕಡಿಮೆ ಪ್ರಮಾಣದಲ್ಲಿ ಪ್ರವೇಶಿಸಿದರೂ, ನೀವು ನಿಮ್ಮ ವೈದ್ಯರೊಂದಿಗೆ ಪ್ರಯೋಜನಗಳು ಮತ್ತು
ಅಪಾಯಗಳ ಬಗ್ಗೆ ಚರ್ಚಿಸಬೇಕು. ನಿಮ್ಮ ಕಣ್ಣಿನ ಸೋಂಕಿಗೆ ಚಿಕಿತ್ಸೆ ನೀಡುವ ಪ್ರಯೋಜನಗಳು ನಿಮ್ಮ ಮಗುವಿಗೆ ಯಾವುದೇ ಸಂಭಾವ್ಯ ಅಪಾಯಗಳನ್ನು ಮೀರಿಸುತ್ತವೆಯೇ ಎಂದು ತೂಗಲು ಅವರು ನಿಮಗೆ ಸಹಾಯ ಮಾಡಬಹುದು.
ಮಕ್ಕಳಿಗೆ, ಬೆಸಿಫ್ಲೋಕ್ಸಾಸಿನ್ ಸಾಮಾನ್ಯವಾಗಿ 1 ವರ್ಷಕ್ಕಿಂತ ಮೇಲ್ಪಟ್ಟವರಿಗೆ ಸುರಕ್ಷಿತವೆಂದು ಪರಿಗಣಿಸಲಾಗುತ್ತದೆ, ಆದರೆ ಡೋಸೇಜ್ ಅನ್ನು ಸರಿಹೊಂದಿಸಬೇಕಾಗಬಹುದು. ನಿಮ್ಮ ಮಗುವಿನ ವಯಸ್ಸು, ತೂಕ ಮತ್ತು ನಿರ್ದಿಷ್ಟ ಸ್ಥಿತಿಯನ್ನು ಆಧರಿಸಿ ನಿಮ್ಮ
ಶಿಶುವೈದ್ಯರು ಸೂಕ್ತವಾದ ಚಿಕಿತ್ಸೆಯನ್ನು ನಿರ್ಧರಿಸುತ್ತಾರೆ.
ಬೆಸಿಫ್ಲೋಕ್ಸಾಸಿನ್ ಬ್ರಾಂಡ್ ಹೆಸರುಗಳು
ಬೆಸಿಫ್ಲೋಕ್ಸಾಸಿನ್ ಸಾಮಾನ್ಯವಾಗಿ ಬೆಸಿವಾನ್ಸ್ ಬ್ರಾಂಡ್ ಹೆಸರಿನಲ್ಲಿ ಲಭ್ಯವಿದೆ. ಇದು ಮೂಲ ಬ್ರಾಂಡ್ ಹೆಸರಾಗಿದ್ದು, ಅದರ ಅಡಿಯಲ್ಲಿ ಔಷಧಿಯನ್ನು ಮೊದಲು ಅನುಮೋದಿಸಿ ಮಾರಾಟ ಮಾಡಲಾಯಿತು. ಬೆಸಿವಾನ್ಸ್ 0.6% ಬೆಸಿಫ್ಲೋಕ್ಸಾಸಿನ್
ಅಮಾನತುಗೊಳಿಸುವಿಕೆಯನ್ನು ಒಳಗೊಂಡಿದೆ, ಇದು ಬ್ಯಾಕ್ಟೀರಿಯಾದ ಕಣ್ಣಿನ ಸೋಂಕುಗಳಿಗೆ ಚಿಕಿತ್ಸೆ ನೀಡಲು ಪ್ರಮಾಣಿತ ಸಾಂದ್ರತೆಯಾಗಿದೆ.
ಪ್ರಸ್ತುತ, ಬೆಸಿಫ್ಲೋಕ್ಸಾಸಿನ್ ಅನ್ನು ನಿಮ್ಮ ವೈದ್ಯರು ಶಿಫಾರಸು ಮಾಡಿದಾಗ ನೀವು ಎದುರಿಸುವ ಮುಖ್ಯ ಬ್ರಾಂಡ್ ಹೆಸರು ಬೆಸಿವಾನ್ಸ್ ಆಗಿದೆ. ಭವಿಷ್ಯದಲ್ಲಿ ಜೆನೆರಿಕ್ ಆವೃತ್ತಿಗಳು ಲಭ್ಯವಾಗಬಹುದು, ಆದರೆ ಸದ್ಯಕ್ಕೆ, ಹೆಚ್ಚಿನ ಪ್ರಿಸ್ಕ್ರಿಪ್ಷನ್‌ಗಳನ್ನು ಬ್ರಾಂಡ್-ಹೆಸರಿನ
ಉತ್ಪನ್ನದೊಂದಿಗೆ ತುಂಬಿಸಲಾಗುತ್ತದೆ. ನಿಮ್ಮ ಸ್ಥಳದಲ್ಲಿ ಲಭ್ಯವಿರುವ ಬಗ್ಗೆ ನಿಮ್ಮ ಔಷಧಾಲಯವು ನಿರ್ದಿಷ್ಟ ಮಾಹಿತಿಯನ್ನು ಒದಗಿಸಬಹುದು.
ನಿಮ್ಮ ಪ್ರಿಸ್ಕ್ರಿಪ್ಷನ್ ತೆಗೆದುಕೊಳ್ಳುವಾಗ, ಔಷಧದ ಲೇಬಲ್ ನಿಮ್ಮ ವೈದ್ಯರು ಶಿಫಾರಸು ಮಾಡಿದ್ದಕ್ಕೆ ಹೊಂದಿಕೆಯಾಗಿದೆಯೇ ಎಂದು ಖಚಿತಪಡಿಸಿಕೊಳ್ಳಿ. ಬಾಟಲಿಯು 0.6% ಸಾಂದ್ರತೆಯೊಂದಿಗೆ "ಬೆಸಿಫ್ಲೋಕ್ಸಾಸಿನ್ ಆಫ್‌ಥಾಲ್ಮಿಕ್ ಅಮಾನತುಗೊಳಿಸುವಿಕೆ"
ಅಥವಾ "ಬೆಸಿವಾನ್ಸ್" ಎಂದು ಸ್ಪಷ್ಟವಾಗಿ ಹೇಳಬೇಕು. ನೀವು ಸ್ವೀಕರಿಸಿದ ಔಷಧದ ಬಗ್ಗೆ ಯಾವುದೇ ಪ್ರಶ್ನೆಗಳನ್ನು ಹೊಂದಿದ್ದರೆ, ಸ್ಪಷ್ಟೀಕರಣಕ್ಕಾಗಿ ನಿಮ್ಮ ಔಷಧಾಲಯವನ್ನು ಕೇಳಲು ಹಿಂಜರಿಯಬೇಡಿ.
ಬೆಸಿಫ್ಲೋಕ್ಸಾಸಿನ್ ಪರ್ಯಾಯಗಳು
ಬೆಸಿಫ್ಲೋಕ್ಸಾಸಿನ್ ನಿಮಗೆ ಸೂಕ್ತವಲ್ಲದಿದ್ದರೆ ಬ್ಯಾಕ್ಟೀರಿಯಾದ ಕಾಂಜಂಕ್ಟಿವಿಟಿಸ್‌ಗೆ ಚಿಕಿತ್ಸೆ ನೀಡಲು ಹಲವಾರು ಇತರ ಪ್ರತಿಜೀವಕ ಕಣ್ಣಿನ ಹನಿಗಳು ಲಭ್ಯವಿದೆ. ನಿಮ್ಮ ನಿರ್ದಿಷ್ಟ ಸೋಂಕು, ಅಲರ್ಜಿಗಳು ಅಥವಾ ಇತರ ವೈದ್ಯಕೀಯ ಅಂಶಗಳ ಆಧಾರದ ಮೇಲೆ
ನಿಮ್ಮ ವೈದ್ಯರು ಈ ಪರ್ಯಾಯಗಳನ್ನು ಪರಿಗಣಿಸಬಹುದು. ಪ್ರತಿಯೊಂದು ಪರ್ಯಾಯವು ತನ್ನದೇ ಆದ ಪ್ರಯೋಜನಗಳನ್ನು ಮತ್ತು ಪರಿಗಣನೆಗಳನ್ನು ಹೊಂದಿದೆ.
ಸಾಮಾನ್ಯ ಪರ್ಯಾಯಗಳಲ್ಲಿ ಮೊಕ್ಸಿಫ್ಲೋಕ್ಸಾಸಿನ್ (ವಿಗಾಮಾಕ್ಸ್) ಮತ್ತು ಸಿಪ್ರೊಫ್ಲೋಕ್ಸಾಸಿನ್ (ಸಿಲೋಕ್ಸಾನ್) ನಂತಹ ಇತರ ಫ್ಲೋರೋಕ್ವಿನೋಲೋನ್ ಪ್ರತಿಜೀವಕಗಳು ಸೇರಿವೆ. ಈ ಔಷಧಿಗಳು ಬೆಸಿಫ್ಲೋಕ್ಸಾಸಿನ್‌ಗೆ ಹೋಲುತ್ತವೆ ಆದರೆ ವಿಭಿನ್ನ ಡೋಸಿಂಗ್
ವೇಳಾಪಟ್ಟಿಗಳು ಅಥವಾ ಅಡ್ಡಪರಿಣಾಮಗಳ ಪ್ರೊಫೈಲ್‌ಗಳನ್ನು ಹೊಂದಿರಬಹುದು. ಉದಾಹರಣೆಗೆ, ಮೊಕ್ಸಿಫ್ಲೋಕ್ಸಾಸಿನ್ ಅನ್ನು ಬೆಸಿಫ್ಲೋಕ್ಸಾಸಿನ್‌ನ ಮೂರು ಬಾರಿ ದೈನಂದಿನ ವೇಳಾಪಟ್ಟಿಗೆ ಹೋಲಿಸಿದರೆ ದಿನಕ್ಕೆ ಎರಡು ಬಾರಿ ಡೋಸಿಂಗ್ ಆಗಿ ಹೆಚ್ಚಾಗಿ
ಶಿಫಾರಸು ಮಾಡಲಾಗುತ್ತದೆ.